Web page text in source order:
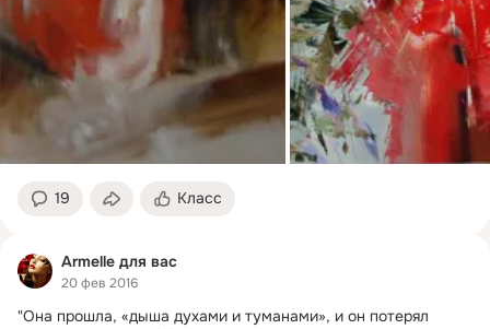
19 Класс
Armelle для вас
20 фев 2016
"Она прошла, «дыша духами и туманами», и он потерял